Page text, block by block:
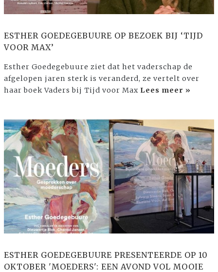
ESTHER GOEDEGEBUURE OP BEZOEK BIJ ‘TIJD
VOOR MAX’
Esther Goedegebuure ziet dat het vaderschap de
afgelopen jaren sterk is veranderd, ze vertelt over
haar boek Vaders bij Tijd voor Max Lees meer »
ESTHER GOEDEGEBUURE PRESENTEERDE OP 10
OKTOBER 'MOEDERS': EEN AVOND VOL MOOIE